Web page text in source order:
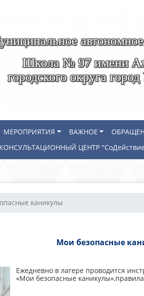
Школа № 97 имени
городского округа
МЕРОПРИЯТИЯ ВАЖНОЕ
КОНСУЛЬТАЦИОННЫЙ ЦЕНТР
каникулы
Мои безопасные
Ежедневно в лагере проводится
«Мои безопасные